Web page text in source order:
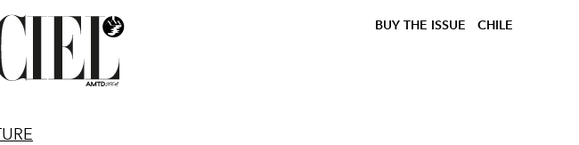
BUY THE ISSUE CHILE